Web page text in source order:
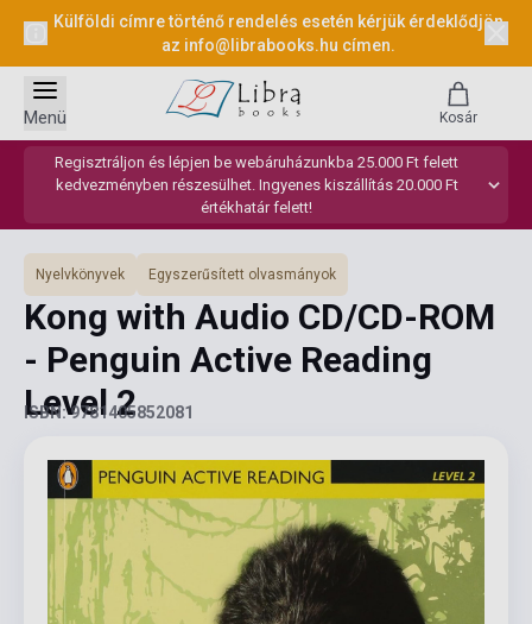
Külföldi címre történő rendelés esetén kérjük érdeklődjön
az info@librabooks.hu címen.
Regisztráljon és lépjen be webáruházunkba 25.000 Ft felett
kedvezményben részesülhet. Ingyenes kiszállítás 20.000 Ft
értékhatár felett!
Menü Kosár
Nyelvkönyvek Egyszerűsített olvasmányok
Kong with Audio CD/CD-ROM
- Penguin Active Reading
Level 2
ISBN: 9781405852081